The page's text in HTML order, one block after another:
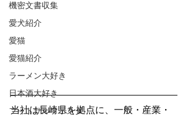
機密文書収集
愛犬紹介
愛猫
愛猫紹介
ラーメン大好き
日本酒大好き
フットサルフェスタ
当社は長崎県を拠点に、一般・産業・